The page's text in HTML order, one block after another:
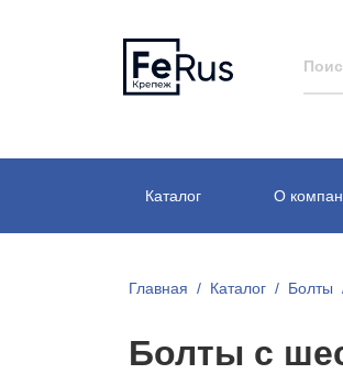
Каталог О
Главная Каталог Болты
Болты с